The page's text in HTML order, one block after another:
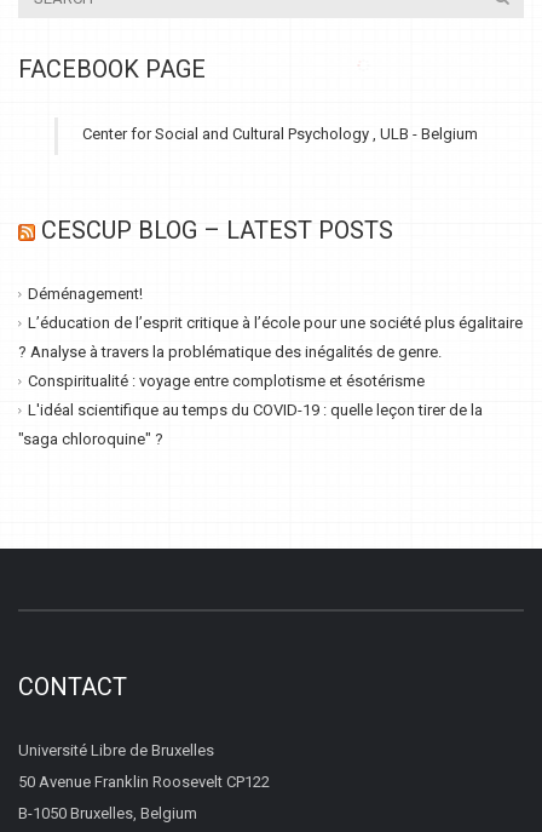
FACEBOOK PAGE
Center for Social and Cultural Psychology , ULB - Belgium
CESCUP BLOG – LATEST POSTS
Déménagement!
L’éducation de l’esprit critique à l’école pour une société plus égalitaire
? Analyse à travers la problématique des inégalités de genre.
Conspiritualité : voyage entre complotisme et ésotérisme
L'idéal scientifique au temps du COVID-19 : quelle leçon tirer de la
"saga chloroquine" ?
CONTACT
Université Libre de Bruxelles
50 Avenue Franklin Roosevelt CP122
B-1050 Bruxelles, Belgium